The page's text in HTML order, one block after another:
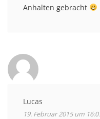
Anhalten gebracht
Lucas
19. Februar 2015 um